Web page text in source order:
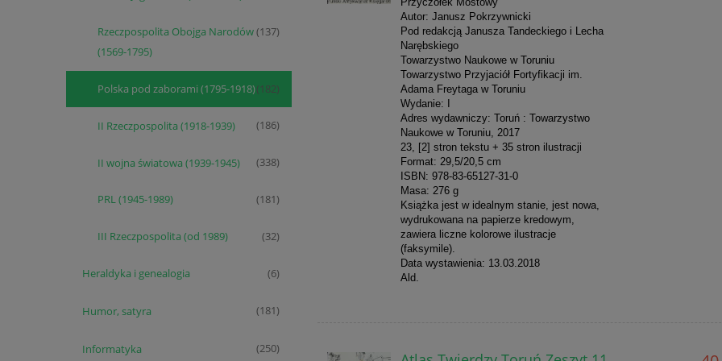
Rzeczpospolita Obojga Narodów
(1569-1795)
(137)
Polska pod zaborami (1795-1918)(182)
II Rzeczpospolita (1918-1939) (186)
II wojna światowa (1939-1945) (338)
PRL (1945-1989) (181)
III Rzeczpospolita (od 1989) (32)
Heraldyka i genealogia (6)
Humor, satyra (181)
Informatyka (250)
Autor: Janusz Pokrzywnicki
Pod redakcją Janusza Tandeckiego i Lecha
Narębskiego
Towarzystwo Naukowe w Toruniu
Towarzystwo Przyjaciół Fortyfikacji im.
Adama Freytaga w Toruniu
Wydanie: I
Adres wydawniczy: Toruń : Towarzystwo
Naukowe w Toruniu, 2017
23, [2] stron tekstu + 35 stron ilustracji
Format: 29,5/20,5 cm
ISBN: 978-83-65127-31-0
Masa: 276 g
Książka jest w idealnym stanie, jest nowa,
wydrukowana na papierze kredowym,
zawiera liczne kolorowe ilustracje
(faksymile).
Data wystawienia: 13.03.2018
Ald.